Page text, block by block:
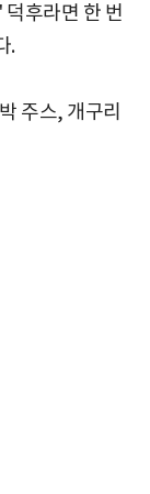
후라면 한 번
.
주스, 개구리